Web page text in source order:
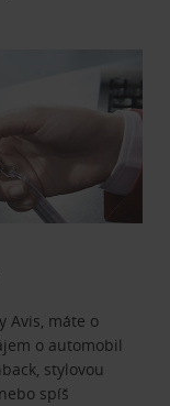
Avis, máte o
o automobil
stylovou
spíš